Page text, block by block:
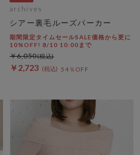
archives
シアー裏毛ルーズパーカー
期間限定タイムセールSALE価格から更に
10%OFF! 8/10 10:00まで
￥2,723 54％OFF
￥6,050